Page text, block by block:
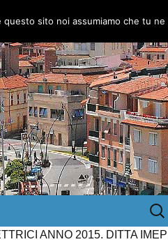
per:
ANNO 2015. DITTA
sito noi assumiamo che tu ne